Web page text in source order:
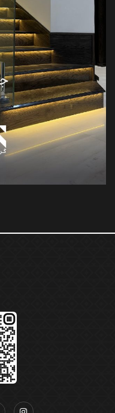
پایداری،